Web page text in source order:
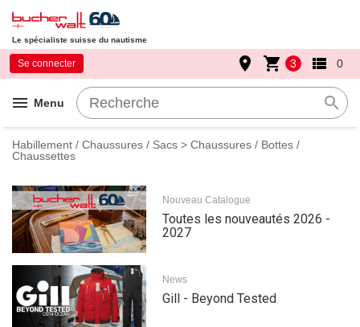
Le spécialiste suisse du nautisme
menu Menu search
Se connecter place shopping_cart 3 view_list 0
Habillement / Chaussures / Sacs > Chaussures / Bottes /
Chaussettes
Nouveau Catalogue
Toutes les nouveautés 2026 -
2027
News
Gill - Beyond Tested